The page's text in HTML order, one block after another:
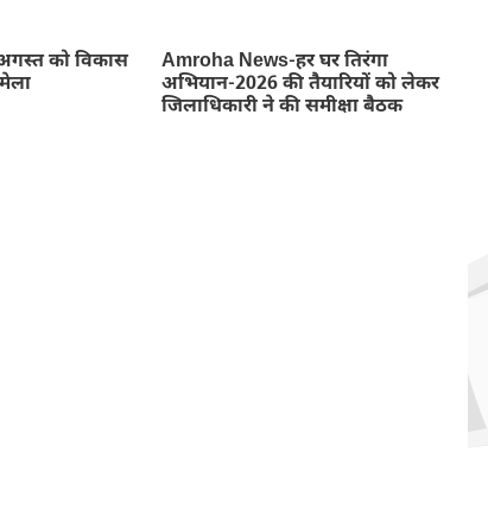
को विकास
Amroha News-हर घर तिरंगा
अभियान-2026 की तैयारियों को लेकर
जिलाधिकारी ने की समीक्षा बैठक